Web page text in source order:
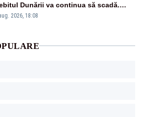
Dunării va continua să scadă.
s-ar putea închide în 4 zile
2026, 18:08